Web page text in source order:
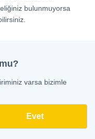
bulunmuyorsa
varsa bizimle